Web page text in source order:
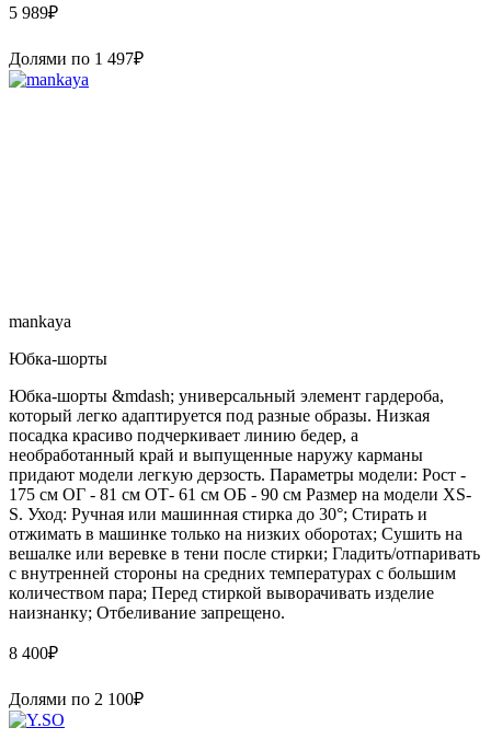
5 989₽
Долями по 1 497₽
mankaya
Юбка-шорты
Юбка-шорты &mdash; универсальный элемент гардероба,
который легко адаптируется под разные образы. Низкая
посадка красиво подчеркивает линию бедер, а
необработанный край и выпущенные наружу карманы
придают модели легкую дерзость. Параметры модели: Рост -
175 см ОГ - 81 см ОТ- 61 см ОБ - 90 см Размер на модели XS-
S. Уход: Ручная или машинная стирка до 30°; Стирать и
отжимать в машинке только на низких оборотах; Сушить на
вешалке или веревке в тени после стирки; Гладить/отпаривать
с внутренней стороны на средних температурах с большим
количеством пара; Перед стиркой выворачивать изделие
наизнанку; Отбеливание запрещено.
8 400₽
Долями по 2 100₽